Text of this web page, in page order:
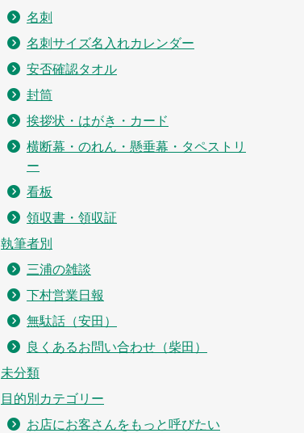
名刺
名刺サイズ名入れカレンダー
安否確認タオル
封筒
挨拶状・はがき・カード
横断幕・のれん・懸垂幕・タペストリ
ー
看板
領収書・領収証
執筆者別
三浦の雑談
下村営業日報
無駄話（安田）
良くあるお問い合わせ（柴田）
未分類
目的別カテゴリー
お店にお客さんをもっと呼びたい